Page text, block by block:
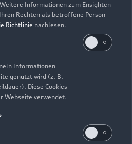
Informationen zum Ensighten
Rechten als betroffene Person
Richtlinie nachlesen.
Informationen
genutzt wird (z. B.
Diese Cookies
Webseite verwendet.